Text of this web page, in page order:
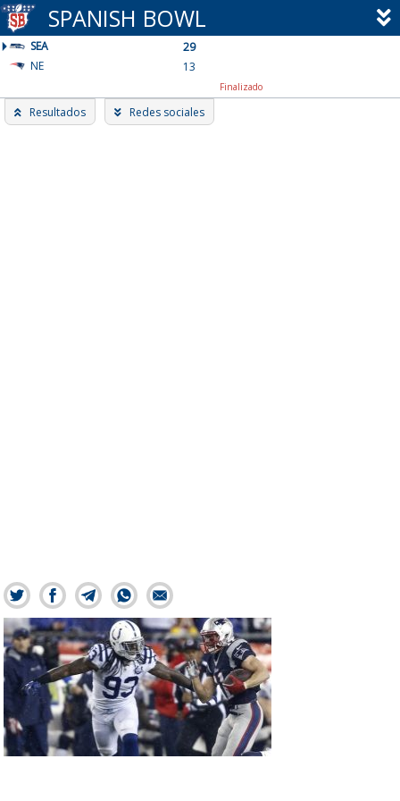
Skip
to
content
SPANISH BOWL
SEA
29
NE
13
Finalizado
Resultados Redes sociales